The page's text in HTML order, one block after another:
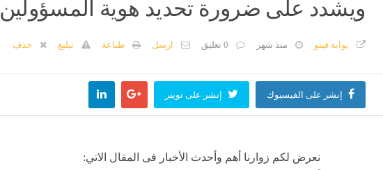
محمد صلاح: لم أشاهد استقبالًا كهذا من قبل.. وسأبذل كل ما لدي مع طرابزون
عشرات الآلاف في استقبال أسطوري لـ"الملك محمد صلاح" في تركيا وسر الرقم 61
طرابزون سبور يكشف موعد وصول "الملك محمد صلاح" لإتمام انتقاله لصفوف النادي التركي
ويشدد على ضرورة تحديد هوية المسؤولين
بوابة فيتو منذ شهر 0 تعليق ارسل طباعة تبليغ حذف
إنشر على الفيسبوك إنشر على تويتر
نعرض لكم زوارنا أهم وأحدث الأخبار فى المقال الاتي: